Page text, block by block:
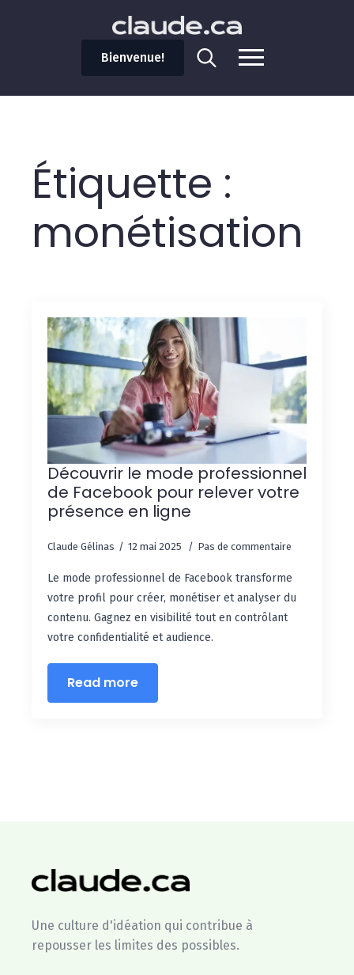
Bienvenue!
Étiquette :
monétisation
Découvrir le mode professionnel
de Facebook pour relever votre
présence en ligne
Claude Gélinas 12 mai 2025 Pas de commentaire
Le mode professionnel de Facebook transforme
votre profil pour créer, monétiser et analyser du
contenu. Gagnez en visibilité tout en contrôlant
votre confidentialité et audience.
Read more
Une culture d'idéation qui contribue à
repousser les limites des possibles.